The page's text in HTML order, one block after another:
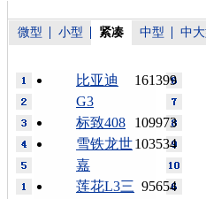
微型 小型 紧凑 中型 中
161399
比亚迪
G3
109973
标致408
103534
雪铁龙世
嘉
95654
莲花L3三